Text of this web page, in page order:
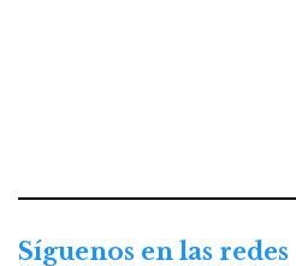
Síguenos en las redes